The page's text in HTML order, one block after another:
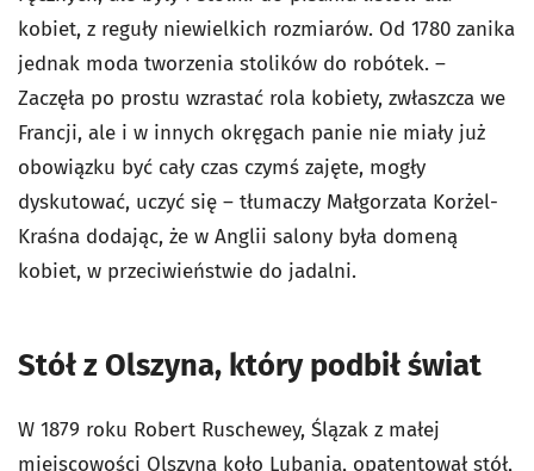
kobiet, z reguły niewielkich rozmiarów. Od 1780 zanika
jednak moda tworzenia stolików do robótek. –
Zaczęła po prostu wzrastać rola kobiety, zwłaszcza we
Francji, ale i w innych okręgach panie nie miały już
obowiązku być cały czas czymś zajęte, mogły
dyskutować, uczyć się – tłumaczy Małgorzata Korżel-
Kraśna dodając, że w Anglii salony była domeną
kobiet, w przeciwieństwie do jadalni.
Stół z Olszyna, który podbił świat
W 1879 roku Robert Ruschewey, Ślązak z małej
miejscowości Olszyna koło Lubania, opatentował stół,